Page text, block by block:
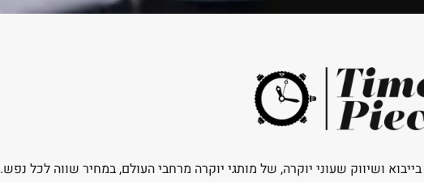
ושיווק שעוני יוקרה, של מותגי יוקרה מרחבי העולם, במחיר שווה לכל נפש.